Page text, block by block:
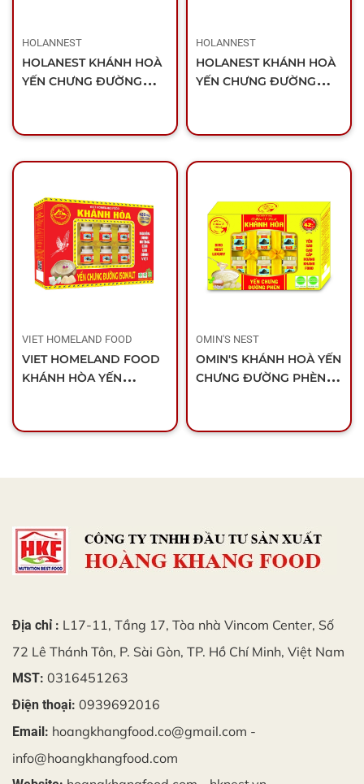
HOLANNEST
HOLANEST KHÁNH HOÀ
YẾN CHƯNG ĐƯỜNG
HOLANNEST
HOLANEST KHÁNH HOÀ
YẾN CHƯNG ĐƯỜNG
VIET HOMELAND FOOD
VIET HOMELAND FOOD
KHÁNH HÒA YẾN
OMIN'S NEST
OMIN'S KHÁNH HOÀ YẾN
CHƯNG ĐƯỜNG PHÈN
Địa chỉ : L17-11, Tầng 17, Tòa nhà Vincom Center, Số
72 Lê Thánh Tôn, P. Sài Gòn, TP. Hồ Chí Minh, Việt Nam
MST: 0316451263
Điện thoại: 0939692016
Email: hoangkhangfood.co@gmail.com -
info@hoangkhangfood.com